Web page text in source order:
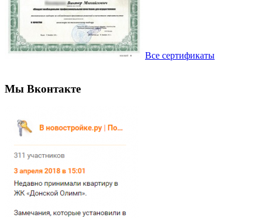
Все сертификаты
Мы Вконтакте